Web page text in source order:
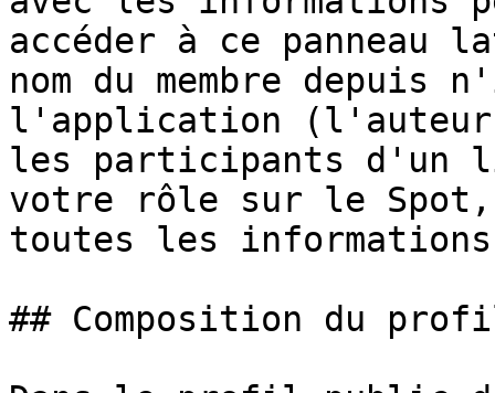
accéder à ce
nom du membre
l'application (l'auteur
les participants d'un
votre rôle sur le Spot,
toutes les
## Composition du